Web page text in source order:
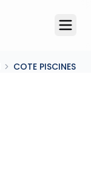
COTE PISCINES